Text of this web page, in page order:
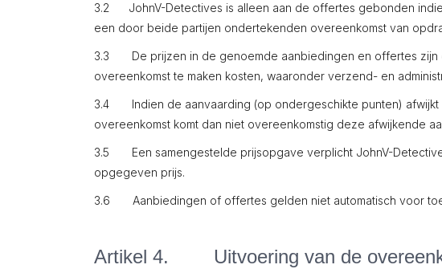
3.2 JohnV-Detectives is alleen aan de offertes gebonden
een door beide partijen ondertekenden overeenkomst van
3.3 De prijzen in de genoemde aanbiedingen en offertes zijn
overeenkomst te maken kosten, waaronder verzend- en
3.4 Indien de aanvaarding (op ondergeschikte punten) afwijkt
overeenkomst komt dan niet overeenkomstig deze afwijkende
3.5 Een samengestelde prijsopgave verplicht JohnV-
opgegeven prijs.
3.6 Aanbiedingen of offertes gelden niet automatisch voor
Artikel 4. Uitvoering van de